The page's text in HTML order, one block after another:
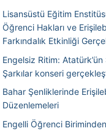
Lisansüstü Eğitim
Öğrenci Hakları ve
Farkındalık Etkinliği
Engelsiz Ritim:
Şarkılar konseri
Bahar Şenliklerinde
Düzenlemeleri
Engelli Öğrenci